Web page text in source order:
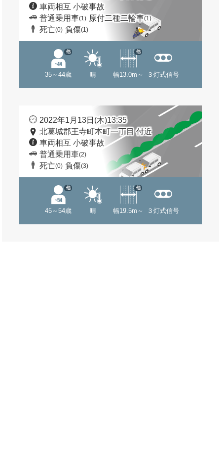
車両相互 小破事故
普通乗用車(1) 原付二種二輪車(1)
死亡(0) 負傷(1)
35～44歳
他
晴 幅13.0m～
他
３灯式信号
2022年1月13日(木)13:35
北葛城郡王寺町本町一丁目 付近
車両相互 小破事故
普通乗用車(2)
死亡(0) 負傷(3)
45～54歳
他
晴 幅19.5m～
他
３灯式信号